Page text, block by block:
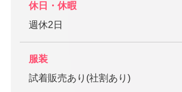
休日・休暇
週休2日
服装
試着販売あり(社割あり)